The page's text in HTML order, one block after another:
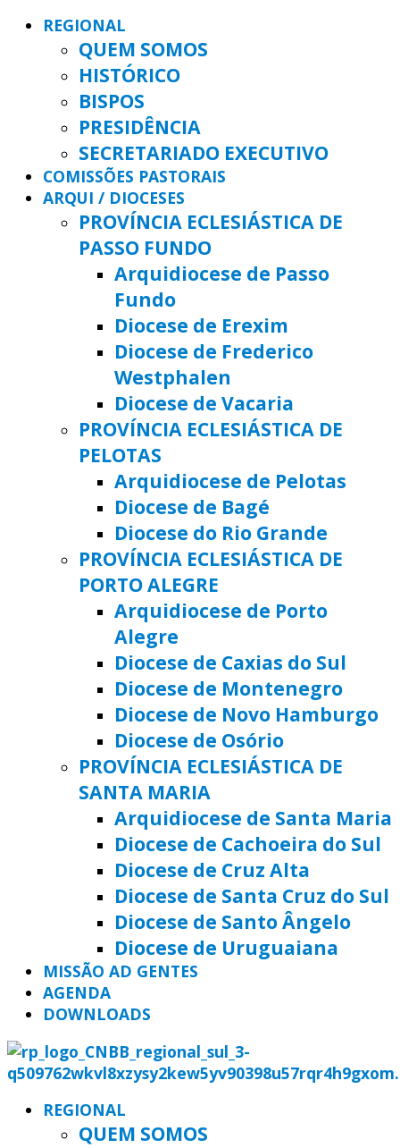
REGIONAL
QUEM SOMOS
HISTÓRICO
BISPOS
PRESIDÊNCIA
SECRETARIADO EXECUTIVO
COMISSÕES PASTORAIS
ARQUI / DIOCESES
PROVÍNCIA ECLESIÁSTICA DE
PASSO FUNDO
Arquidiocese de Passo
Fundo
Diocese de Erexim
Diocese de Frederico
Westphalen
Diocese de Vacaria
PROVÍNCIA ECLESIÁSTICA DE
PELOTAS
Arquidiocese de Pelotas
Diocese de Bagé
Diocese do Rio Grande
PROVÍNCIA ECLESIÁSTICA DE
PORTO ALEGRE
Arquidiocese de Porto
Alegre
Diocese de Caxias do Sul
Diocese de Montenegro
Diocese de Novo Hamburgo
Diocese de Osório
PROVÍNCIA ECLESIÁSTICA DE
SANTA MARIA
Arquidiocese de Santa Maria
Diocese de Cachoeira do Sul
Diocese de Cruz Alta
Diocese de Santa Cruz do Sul
Diocese de Santo Ângelo
Diocese de Uruguaiana
MISSÃO AD GENTES
AGENDA
DOWNLOADS
REGIONAL
QUEM SOMOS